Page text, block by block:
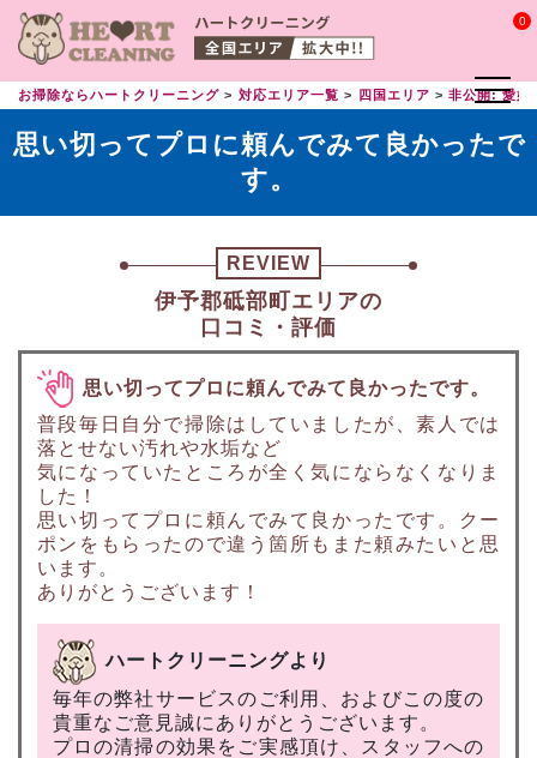
0
お掃除ならハートクリーニング 対応エリア一覧 四国エリア 非公開: 愛媛
思い切ってプロに頼んでみて良かったで
す。
REVIEW
伊予郡砥部町エリアの
口コミ・評価
思い切ってプロに頼んでみて良かったです。
普段毎日自分で掃除はしていましたが、素人では
落とせない汚れや水垢など
気になっていたところが全く気にならなくなりま
した！
思い切ってプロに頼んでみて良かったです。クー
ポンをもらったので違う箇所もまた頼みたいと思
います。
ありがとうございます！
ハートクリーニングより
毎年の弊社サービスのご利用、およびこの度の
貴重なご意見誠にありがとうございます。
プロの清掃の効果をご実感頂け、スタッフへの